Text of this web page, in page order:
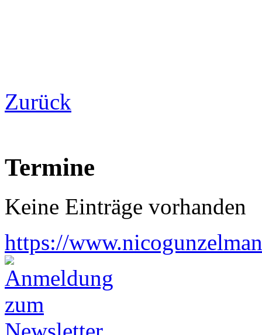
Zurück
Termine
Keine Einträge vorhanden
https://